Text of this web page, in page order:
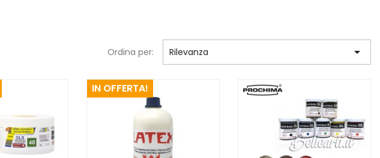
Ordina per: Rilevanza 
IN OFFERTA!